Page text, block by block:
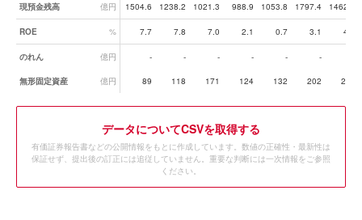
現預金残高 億円 1504.6 1238.2 1021.3 988.9 1053.8 1797.4 1462.4
ROE % 7.7 7.8 7.0 2.1 0.7 3.1 4.3
のれん 億円 - - - - - -
無形固定資産 億円 89 118 171 124 132 202 215
データについてCSVを取得する
有価証券報告書などの公開情報をもとに作成しています。数値の正確性・最新性は
保証せず、提出後の訂正には追従していません。重要な判断には一次情報をご参照
ください。